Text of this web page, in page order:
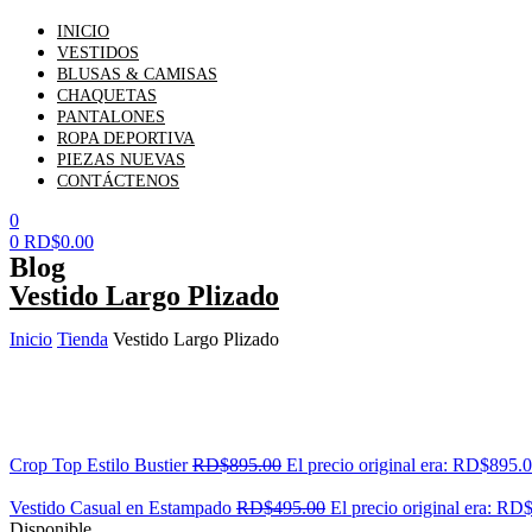
INICIO
VESTIDOS
BLUSAS & CAMISAS
CHAQUETAS
PANTALONES
ROPA DEPORTIVA
PIEZAS NUEVAS
CONTÁCTENOS
0
0 RD$0.00
Blog
Vestido Largo Plizado
Inicio Tienda Vestido Largo Plizado
Crop Top Estilo Bustier RD$895.00 El precio original era:
Vestido Casual en Estampado RD$495.00 El precio original era: